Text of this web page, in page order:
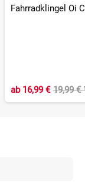
Fahrradklingel Oi
ab16,99 € 19,99 €